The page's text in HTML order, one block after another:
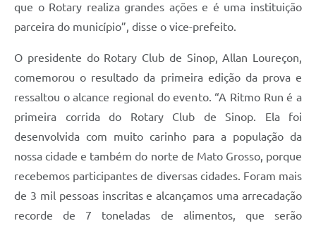
que o Rotary realiza grandes ações e é uma instituição
parceira do município”, disse o vice-prefeito.
O presidente do Rotary Club de Sinop, Allan Loureçon,
comemorou o resultado da primeira edição da prova e
ressaltou o alcance regional do evento. “A Ritmo Run é a
primeira corrida do Rotary Club de Sinop. Ela foi
desenvolvida com muito carinho para a população da
nossa cidade e também do norte de Mato Grosso, porque
recebemos participantes de diversas cidades. Foram mais
de 3 mil pessoas inscritas e alcançamos uma arrecadação
recorde de 7 toneladas de alimentos, que serão